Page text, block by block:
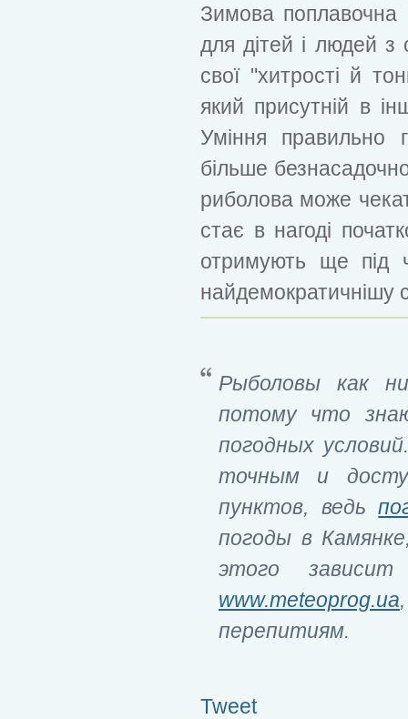
Зимова поплавочна
для дітей і людей
свої "хитрості й
який присутній в
Уміння
більше
риболова може
стає в нагоді
отримують ще під
найдемократичнішу
Рыболовы как
потому что
погодных
точным и
пунктов, ведь
погоды в
этого зависит
www.meteoprog.ua
перепитиям.
Tweet